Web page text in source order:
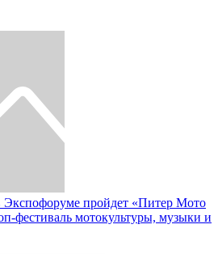
Экспофоруме пройдет «Питер Мото
фестиваль мотокультуры, музыки и